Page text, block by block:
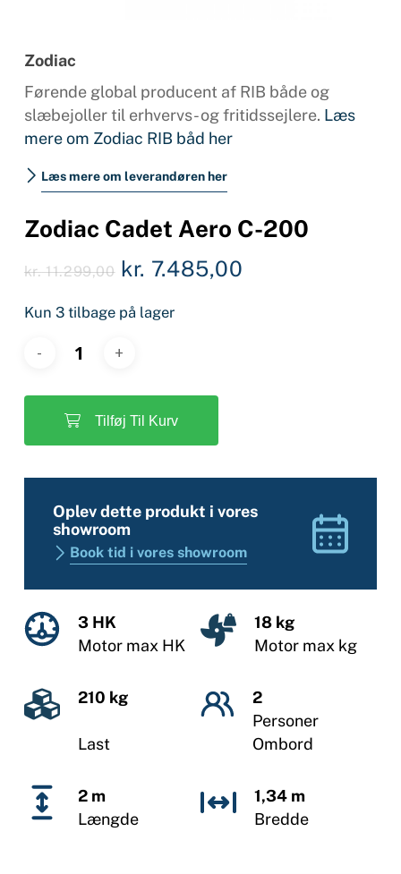
Zodiac
Førende global producent af RIB både og
slæbejoller til erhvervs- og fritidssejlere. Læs
mere om Zodiac RIB båd her
Læs mere om leverandøren her
Zodiac Cadet Aero C-200
kr.11.299,00 Den
pris
var:
kr. 7.485,00
Kun 3 tilbage på lager
Tilføj Til Kurv
Oplev dette produkt i vores
showroom
Book tid i vores showroom
3 HK
Motor max HK
18 kg
Motor max kg
210 kg
Last
2
Personer
Ombord
2 m
Længde
1,34 m
Bredde